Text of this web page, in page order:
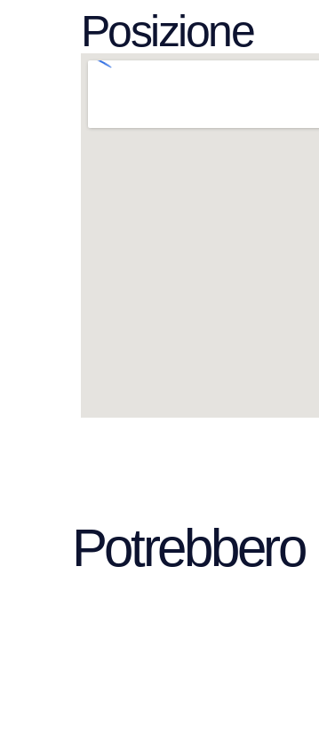
Posizione
Potrebbero